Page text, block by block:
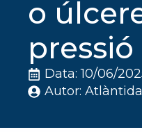
o
pressió
Data: 10/06/
Autor: